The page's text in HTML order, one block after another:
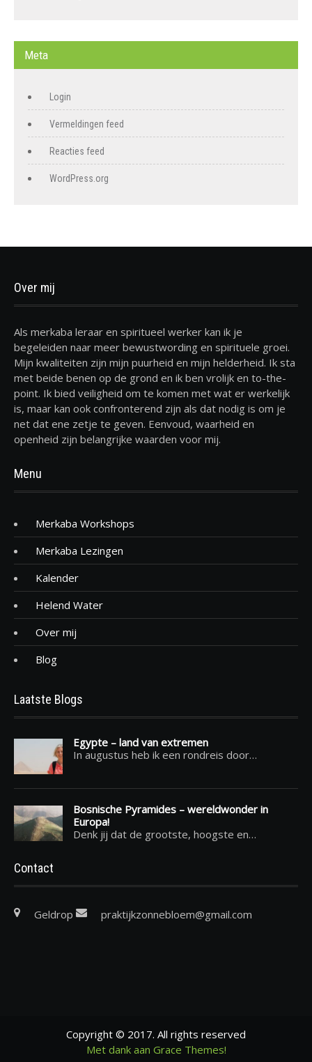
Meta
Login
Vermeldingen feed
Reacties feed
WordPress.org
Over mij
Als merkaba leraar en spiritueel werker kan ik je
begeleiden naar meer bewustwording en spirituele groei.
Mijn kwaliteiten zijn mijn puurheid en mijn helderheid. Ik sta
met beide benen op de grond en ik ben vrolijk en to-the-
point. Ik bied veiligheid om te komen met wat er werkelijk
is, maar kan ook confronterend zijn als dat nodig is om je
net dat ene zetje te geven. Eenvoud, waarheid en
openheid zijn belangrijke waarden voor mij.
Menu
Merkaba Workshops
Merkaba Lezingen
Kalender
Helend Water
Over mij
Blog
Laatste Blogs
Egypte – land van extremen
In augustus heb ik een rondreis door…
Bosnische Pyramides – wereldwonder in
Europa!
Denk jij dat de grootste, hoogste en…
Contact
Geldrop praktijkzonnebloem@gmail.com
Copyright © 2017. All rights reserved
Met dank aan Grace Themes!